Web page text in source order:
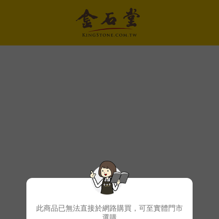
此商品已無法直接於網路購買，可至實體門市
選購